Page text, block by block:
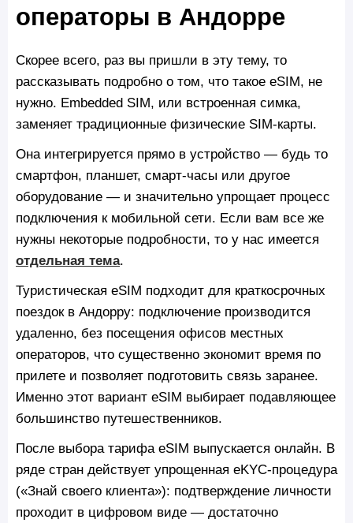
операторы в Андорре
Скорее всего, раз вы пришли в эту тему, то
рассказывать подробно о том, что такое eSIM, не
нужно. Embedded SIM, или встроенная симка,
заменяет традиционные физические SIM-карты.
Она интегрируется прямо в устройство — будь то
смартфон, планшет, смарт-часы или другое
оборудование — и значительно упрощает процесс
подключения к мобильной сети. Если вам все же
нужны некоторые подробности, то у нас имеется
отдельная тема.
Туристическая eSIM подходит для краткосрочных
поездок в Андорру: подключение производится
удаленно, без посещения офисов местных
операторов, что существенно экономит время по
прилете и позволяет подготовить связь заранее.
Именно этот вариант eSIM выбирает подавляющее
большинство путешественников.
После выбора тарифа eSIM выпускается онлайн. В
ряде стран действует упрощенная eKYC-процедура
(«Знай своего клиента»): подтверждение личности
проходит в цифровом виде — достаточно